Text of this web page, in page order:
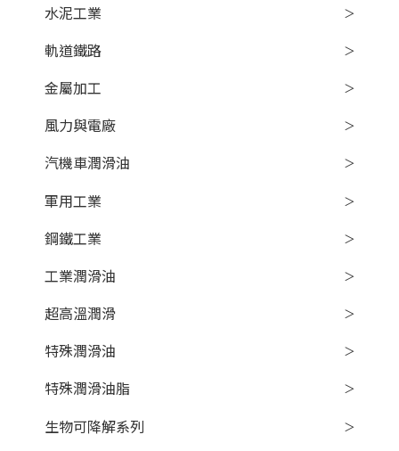
水泥工業
軌道鐵路
金屬加工
風力與電廠
汽機車潤滑油
軍用工業
鋼鐵工業
工業潤滑油
超高溫潤滑
特殊潤滑油
特殊潤滑油脂
生物可降解系列